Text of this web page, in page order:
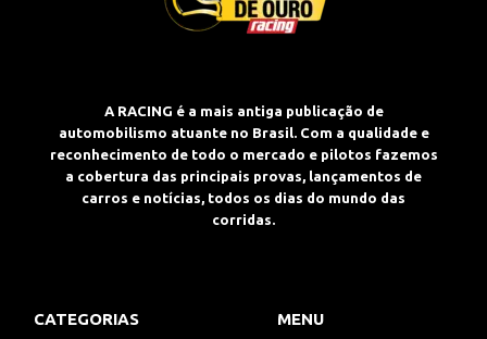
A RACING é a mais antiga publicação de
automobilismo atuante no Brasil. Com a qualidade e
reconhecimento de todo o mercado e pilotos fazemos
a cobertura das principais provas, lançamentos de
carros e notícias, todos os dias do mundo das
corridas.
CATEGORIAS MENU